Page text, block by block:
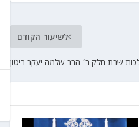
לשיעור הקודם
שבת חלק ב׳ הרב שלמה יעקב ביטון